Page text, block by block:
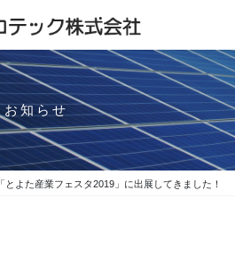
お知らせ
「とよた産業フェスタ2019」に出展してきました！